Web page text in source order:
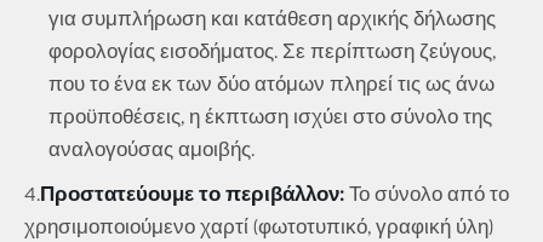
για συμπλήρωση και κατάθεση αρχικής δήλωσης
φορολογίας εισοδήματος. Σε περίπτωση ζεύγους,
που το ένα εκ των δύο ατόμων πληρεί τις ως άνω
προϋποθέσεις, η έκπτωση ισχύει στο σύνολο της
αναλογούσας αμοιβής.
4.Προστατεύουμε το περιβάλλον:Το σύνολο από το
χρησιμοποιούμενο χαρτί (φωτοτυπικό, γραφική ύλη)